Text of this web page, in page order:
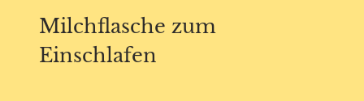
Milchflasche zum
Einschlafen